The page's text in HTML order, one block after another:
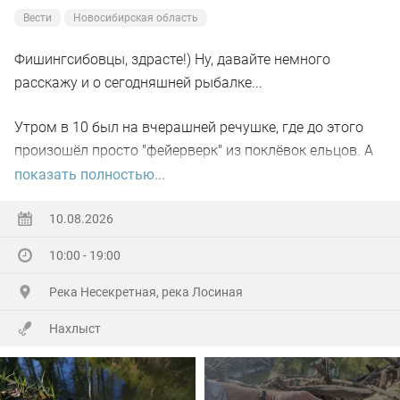
Вести Новосибирская область
Фишингсибовцы, здрасте!) Ну, давайте немного
расскажу и о сегодняшней рыбалке...
Утром в 10 был на вчерашней речушке, где до этого
произошёл просто "фейерверк" из поклёвок ельцов. А
вот сегодня река показала мне, что то, что было вчера
скромного размера. Перепробовал всяческие мушки,
менял подачу, места... Но сегодня елец был, видимо,
Печалиться и унывать - не мой вариант!)) Рванул в
"неизвестность" - речку, находящуюся в десятке
показать полностью...
10.08.2026
10:00 - 19:00
Река Несекретная, река Лосиная
Нахлыст